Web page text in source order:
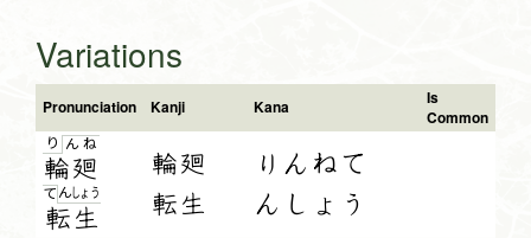
Variations
Pronunciation Kanji Kana
Is
Common
り ん ね
輪廻
て ん
転
しょ う
生
輪廻
転生
りんねて
んしょう